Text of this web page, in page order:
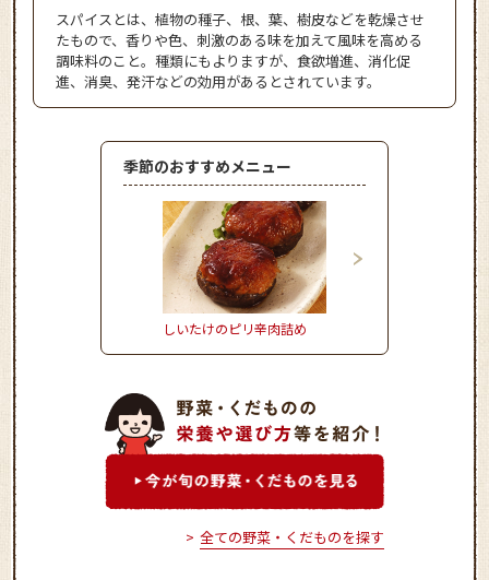
スパイスとは、植物の種子、根、葉、樹皮などを乾燥させ
たもので、香りや色、刺激のある味を加えて風味を高める
調味料のこと。種類にもよりますが、食欲増進、消化促
進、消臭、発汗などの効用があるとされています。
季節のおすすめメニュー
しいたけのピリ辛肉詰め
かぼちゃとれんこんの
サミコサラダ
全ての野菜・くだものを探す